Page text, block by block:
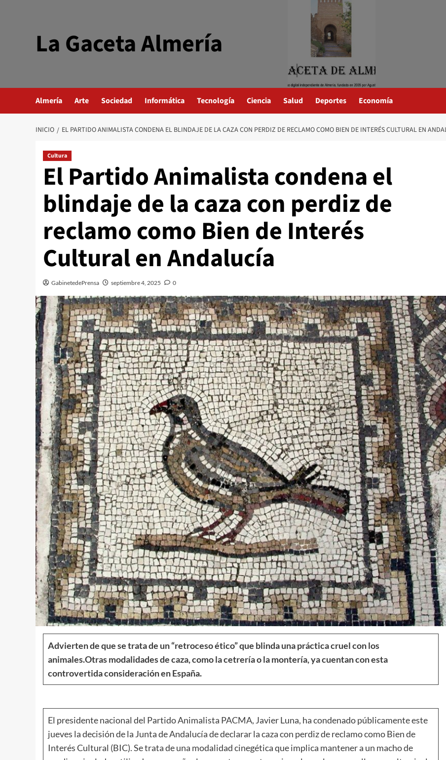
La Gaceta Almería
Almería Arte Sociedad Informática Tecnología Ciencia Salud Deportes Economía
INICIO EL PARTIDO ANIMALISTA CONDENA EL BLINDAJE DE LA CAZA CON PERDIZ DE RECLAMO COMO BIEN DE INTERÉS CULTURAL EN
Cultura
El Partido Animalista condena el
blindaje de la caza con perdiz de
reclamo como Bien de Interés
Cultural en Andalucía
GabinetedePrensa septiembre 4, 2025 0
Advierten de que se trata de un “retroceso ético” que blinda una práctica cruel con los
animales.Otras modalidades de caza, como la cetrería o la montería, ya cuentan con esta
controvertida consideración en España.
El presidente nacional del Partido Animalista PACMA, Javier Luna, ha condenado públicamente este
jueves la decisión de la Junta de Andalucía de declarar la caza con perdiz de reclamo como Bien de
Interés Cultural (BIC). Se trata de una modalidad cinegética que implica mantener a un macho de